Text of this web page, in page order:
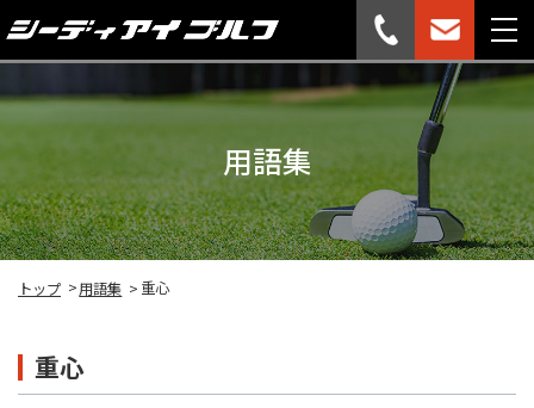
用語集
トップ 用語集 重心
重心